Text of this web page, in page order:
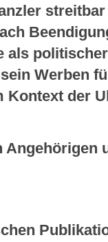
als
Werben
Kontext der